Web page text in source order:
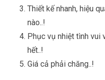
Thiết kế nhanh, hiệu
nào..!
Phục vụ nhiệt tình vui
hết..!
Giá cả phải chăng..!